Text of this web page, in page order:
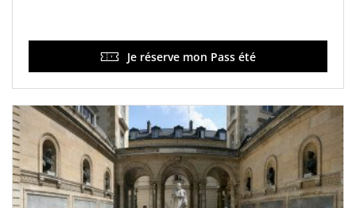
Je réserve mon Pass été